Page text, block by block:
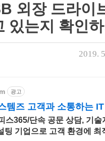
외장 드라이
있는지 확인
2019.
광고
템즈 고객과 소통하는
스365/단속 공문 상담, 기술
팅 기업으로 고객 환경에 최